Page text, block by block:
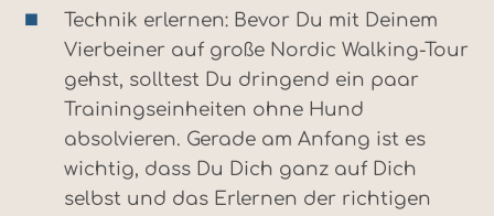
Technik erlernen: Bevor Du mit Deinem
Vierbeiner auf große Nordic Walking-Tour
gehst, solltest Du dringend ein paar
Trainingseinheiten ohne Hund
absolvieren. Gerade am Anfang ist es
wichtig, dass Du Dich ganz auf Dich
selbst und das Erlernen der richtigen